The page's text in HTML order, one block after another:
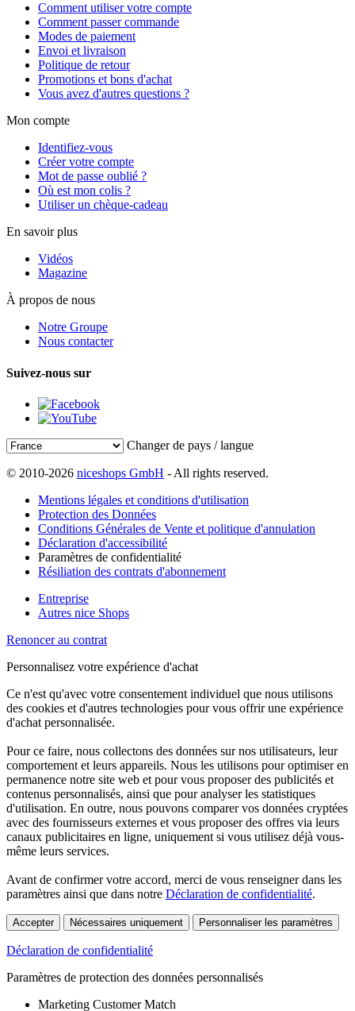
Comment utiliser votre compte
Comment passer commande
Modes de paiement
Envoi et livraison
Politique de retour
Promotions et bons d'achat
Vous avez d'autres questions ?
Mon compte
Identifiez-vous
Créer votre compte
Mot de passe oublié ?
Où est mon colis ?
Utiliser un chèque-cadeau
En savoir plus
Vidéos
Magazine
À propos de nous
Notre Groupe
Nous contacter
Suivez-nous sur
Changer de pays / langue
© 2010-2026 niceshops GmbH - All rights reserved.
Mentions légales et conditions d'utilisation
Protection des Données
Conditions Générales de Vente et politique d'annulation
Déclaration d'accessibilité
Paramètres de confidentialité
Résiliation des contrats d'abonnement
Entreprise
Autres nice Shops
Renoncer au contrat
Personnalisez votre expérience d'achat
Ce n'est qu'avec votre consentement individuel que nous utilisons
des cookies et d'autres technologies pour vous offrir une expérience
d'achat personnalisée.
Pour ce faire, nous collectons des données sur nos utilisateurs, leur
comportement et leurs appareils. Nous les utilisons pour optimiser en
permanence notre site web et pour vous proposer des publicités et
contenus personnalisés, ainsi que pour analyser les statistiques
d'utilisation. En outre, nous pouvons comparer vos données cryptées
avec des fournisseurs externes et vous proposer des offres via leurs
canaux publicitaires en ligne, uniquement si vous utilisez déjà vous-
même leurs services.
Avant de confirmer votre accord, merci de vous renseigner dans les
paramètres ainsi que dans notre Déclaration de confidentialité.
Accepter Nécessaires uniquement Personnaliser les paramètres
Déclaration de confidentialité
Paramètres de protection des données personnalisés
Marketing Customer Match